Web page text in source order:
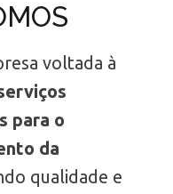
voltada à
para o
da
qualidade e